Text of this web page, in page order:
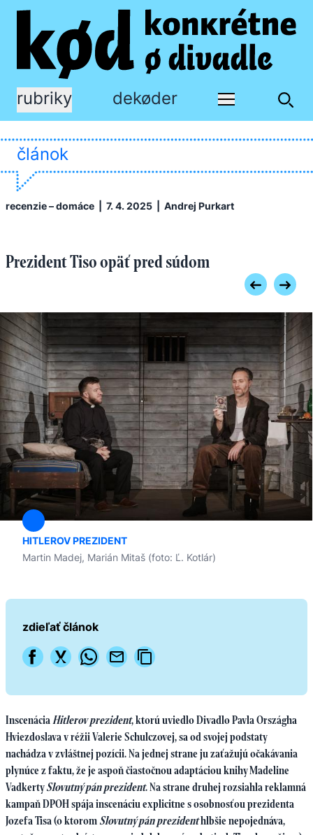
rubriky dekøder
článok
recenzie – domáce | 7. 4. 2025 | Andrej Purkart
Prezident Tiso opäť pred súdom
HITLEROV PREZIDENT
Martin Madej, Marián Mitaš (foto: Ľ. Kotlár)
zdieľať článok
InscenáciaHitlerov prezident, ktorú uviedlo Divadlo Pavla Országha
Hviezdoslava v réžii Valerie Schulczovej, sa od svojej podstaty
nachádza v zvláštnej pozícii. Na jednej strane ju zaťažujú očakávania
plynúce z faktu, že je aspoň čiastočnou adaptáciou knihy Madeline
VadkertySlovutný pán prezident. Na strane druhej rozsiahla reklamná
kampaň DPOH spája inscenáciu explicitne s osobnosťou prezidenta
Jozefa Tisa (o ktoromSlovutný pán prezidenthlbšie nepojednáva,